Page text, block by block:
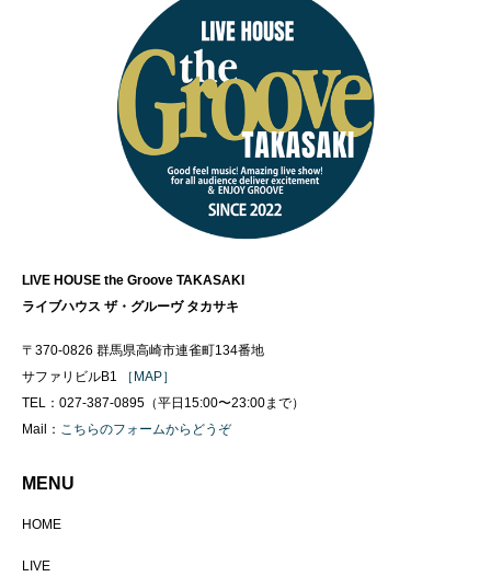
LIVE HOUSE the Groove TAKASAKI
ライブハウス ザ・グルーヴ タカサキ
〒370-0826 群馬県高崎市連雀町134番地
サファリビルB1 ［MAP］
TEL：027-387-0895（平日15:00〜23:00まで）
Mail： こちらのフォームからどうぞ
MENU
HOME
LIVE